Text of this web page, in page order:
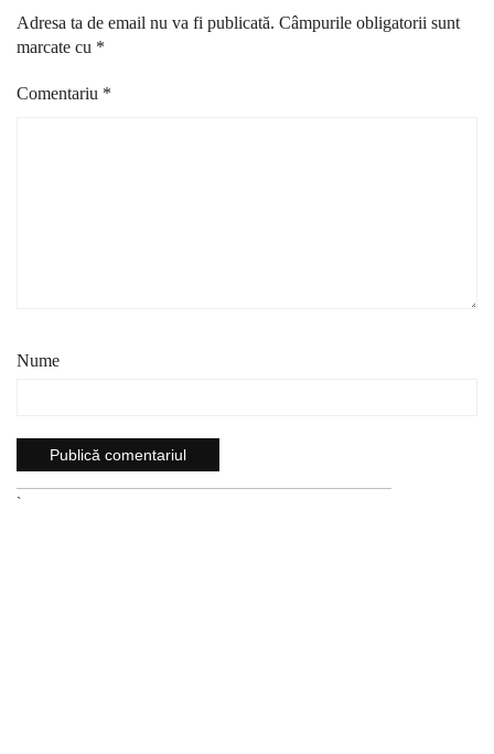
Adresa ta de email nu va fi publicată. Câmpurile obligatorii sunt
marcate cu *
Comentariu *
Nume
`